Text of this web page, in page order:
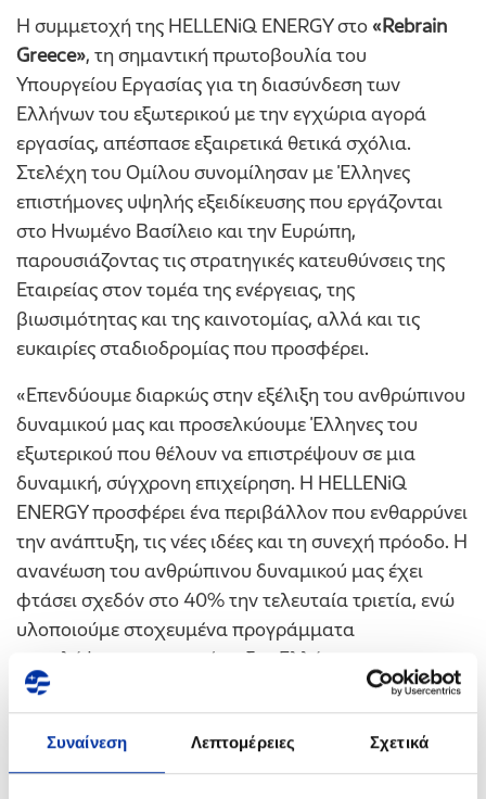
Συναίνεση Λεπτομέρειες Σχετικά
Η συμμετοχή της HELLENiQ ENERGY στο «Rebrain
Greece», τη σημαντική πρωτοβουλία του
Υπουργείου Εργασίας για τη διασύνδεση των
Ελλήνων του εξωτερικού με την εγχώρια αγορά
εργασίας, απέσπασε εξαιρετικά θετικά σχόλια.
Στελέχη του Ομίλου συνομίλησαν με Έλληνες
επιστήμονες υψηλής εξειδίκευσης που εργάζονται
στο Ηνωμένο Βασίλειο και την Ευρώπη,
παρουσιάζοντας τις στρατηγικές κατευθύνσεις της
Εταιρείας στον τομέα της ενέργειας, της
βιωσιμότητας και της καινοτομίας, αλλά και τις
ευκαιρίες σταδιοδρομίας που προσφέρει.
«Επενδύουμε διαρκώς στην εξέλιξη του ανθρώπινου
δυναμικού μας και προσελκύουμε Έλληνες του
εξωτερικού που θέλουν να επιστρέψουν σε μια
δυναμική, σύγχρονη επιχείρηση. Η HELLENiQ
ENERGY προσφέρει ένα περιβάλλον που ενθαρρύνει
την ανάπτυξη, τις νέες ιδέες και τη συνεχή πρόοδο. Η
ανανέωση του ανθρώπινου δυναμικού μας έχει
φτάσει σχεδόν στο 40% την τελευταία τριετία, ενώ
υλοποιούμε στοχευμένα προγράμματα
προσλήψεων και επανένταξης Ελλήνων του
εξωτερικού σε καίριες θέσεις ευθύνης», σημείωσε ο
Αλέξανδρος Τζαδήμας,Γενικός Διευθυντής
Ανθρώπινου Δυναμικού & Διοικητικών Υπηρεσιών